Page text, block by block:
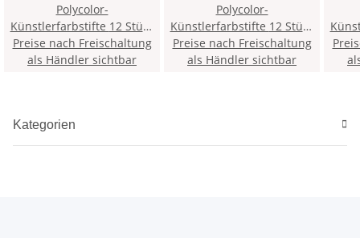
Polycolor-
Künstlerfarbstifte 12 Stück
- 60 / Emerald Green -
Preise nach Freischaltung
als Händler sichtbar
Polycolor-
Künstlerfarbstifte 12 Stück
- 132 / Carmine Red -
Preise nach Freischaltung
als Händler sichtbar
-
Kategorien